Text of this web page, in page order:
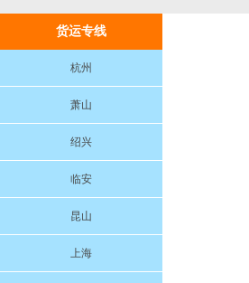
货运专线
杭州
萧山
绍兴
临安
昆山
上海